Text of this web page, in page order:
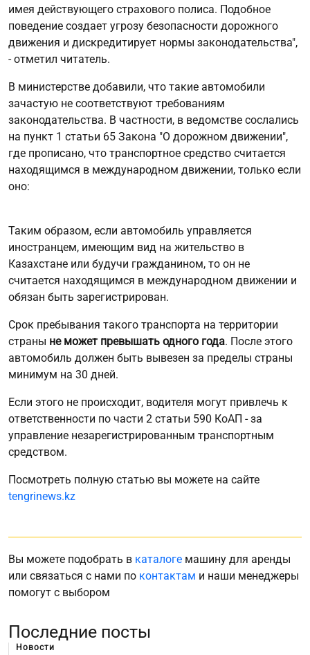
имея действующего страхового полиса. Подобное
поведение создает угрозу безопасности дорожного
движения и дискредитирует нормы законодательства",
- отметил читатель.
В министерстве добавили, что такие автомобили
зачастую не соответствуют требованиям
законодательства. В частности, в ведомстве сослались
на пункт 1 статьи 65 Закона "О дорожном движении",
где прописано, что транспортное средство считается
находящимся в международном движении, только если
оно:
Таким образом, если автомобиль управляется
иностранцем, имеющим вид на жительство в
Казахстане или будучи гражданином, то он не
считается находящимся в международном движении и
обязан быть зарегистрирован.
Срок пребывания такого транспорта на территории
страны не может превышать одного года. После этого
автомобиль должен быть вывезен за пределы страны
минимум на 30 дней.
Если этого не происходит, водителя могут привлечь к
ответственности по части 2 статьи 590 КоАП - за
управление незарегистрированным транспортным
средством.
Посмотреть полную статью вы можете на сайте
tengrinews.kz
Вы можете подобрать в каталоге машину для аренды
или связаться с нами по контактам и наши менеджеры
помогут с выбором
Последние посты
Новости